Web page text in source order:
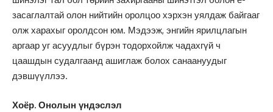
засаглалтай олон нийтийн оролцоо хэрхэн уялдаж байгааг
олж харахыг оролдсон юм. Мэдээж, энгийн ярилцлагын
аргаар уг асуудлыг бүрэн тодорхойлж чадахгүй ч
цаашдын судалгаанд ашиглаж болох санаануудыг
дэвшүүллээ.
Хоёр. Онолын үндэслэл